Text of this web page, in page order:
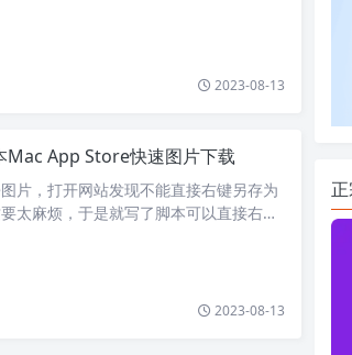
2023-08-13
App Store快速图片下载
片，打开网站发现不能直接右键另存为
太麻烦，于是就写了脚本可以直接右键
2023-08-13